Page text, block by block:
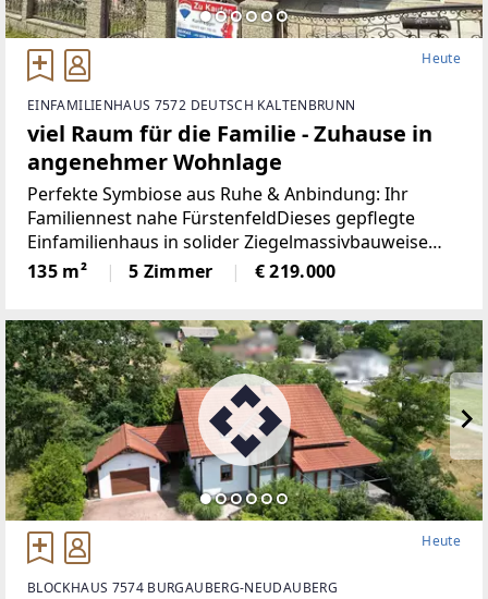
Heute
EINFAMILIENHAUS 7572 DEUTSCH KALTENBRUNN
viel Raum für die Familie - Zuhause in
angenehmer Wohnlage
Perfekte Symbiose aus Ruhe & Anbindung: Ihr
Familiennest nahe FürstenfeldDieses gepflegte
Einfamilienhaus in solider Ziegelmassivbauweise
(Baujahr 1961) bietet die seltene Kombination aus
idyllischem Wohnen in einer ruhigen Siedlung und
135 m² 5 Zimmer € 219.000
Heute
BLOCKHAUS 7574 BURGAUBERG-NEUDAUBERG